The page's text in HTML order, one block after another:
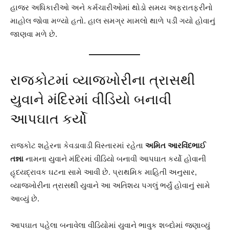
હાજર અધિકારીઓ અને કર્મચારીઓમાં થોડો સમય અફરાતફરીનો
માહોલ જોવા મળ્યો હતો. હાલ સમગ્ર મામલો થાળે પડી ગયો હોવાનું
જાણવા મળે છે.
રાજકોટમાં વ્યાજખોરીના ત્રાસથી
યુવાને મંદિરમાં વીડિયો બનાવી
આપઘાત કર્યો
રાજકોટ શહેરના કેવડાવાડી વિસ્તારમાં રહેતા અમિત આરવિંદભાઈ
તન્ના નામના યુવાને મંદિરમાં વીડિયો બનાવી આપઘાત કર્યો હોવાની
હૃદયદ્રાવક ઘટના સામે આવી છે. પ્રાથમિક માહિતી અનુસાર,
વ્યાજખોરીના ત્રાસથી યુવાને આ અતિશય પગલું ભર્યું હોવાનું સામે
આવ્યું છે.
આપઘાત પહેલા બનાવેલા વીડિયોમાં યુવાને ભાવુક શબ્દોમાં જણાવ્યું